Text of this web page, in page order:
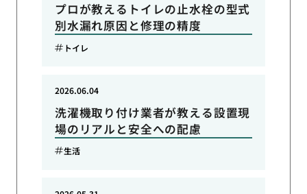
プロが教えるトイレの止水栓の型式
別水漏れ原因と修理の精度
トイレ
洗濯機取り付け業者が教える設置現
場のリアルと安全への配慮
2026.06.04
生活